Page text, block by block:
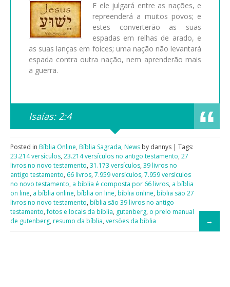
E ele julgará entre as nações, e
repreenderá a muitos povos; e
estes converterão as suas
espadas em relhas de arado, e
as suas lanças em foices; uma nação não levantará
espada contra outra nação, nem aprenderão mais
a guerra.
Isaías: 2:4
Posted in Bíblia Online, Bíblia Sagrada, News by dannys | Tags:
23.214 versículos, 23.214 versículos no antigo testamento, 27
livros no novo testamento, 31.173 versículos, 39 livros no
antigo testamento, 66 livros, 7.959 versículos, 7.959 versículos
no novo testamento, a bíblia é composta por 66 livros, a bíblia
on line, a bíblia online, bíblia on line, bíblia online, bíblia são 27
livros no novo testamento, bíblia são 39 livros no antigo
testamento,fotos e locais da bíblia, gutenberg, o prelo manual
de gutenberg, resumo da bíblia, versões da bíblia